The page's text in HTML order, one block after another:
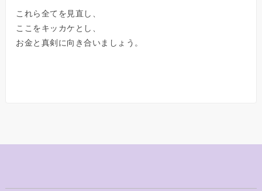
これら全てを見直し、
ここをキッカケとし、
お金と真剣に向き合いましょう。